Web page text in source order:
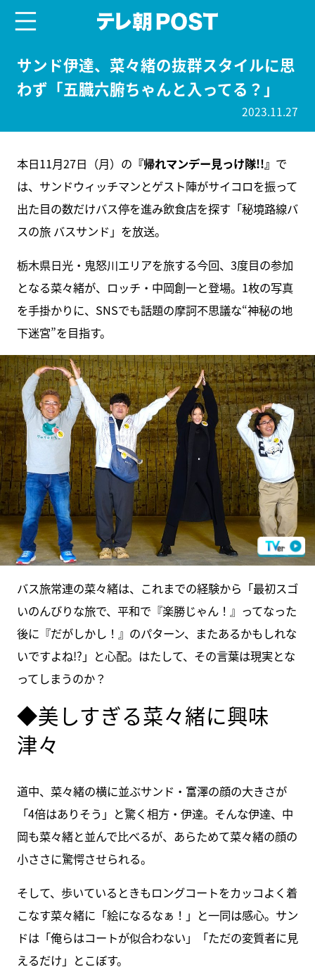
サンド伊達、菜々緒の抜群スタイルに思
わず「五臓六腑ちゃんと入ってる？」
2023.11.27
本日11月27日（月）の 『帰れマンデー見っけ隊!!』 で
は、サンドウィッチマンとゲスト陣がサイコロを振って
出た目の数だけバス停を進み飲食店を探す「秘境路線バ
スの旅 バスサンド」を放送。
栃木県日光・鬼怒川エリアを旅する今回、3度目の参加
となる菜々緒が、ロッチ・中岡創一と登場。1枚の写真
を手掛かりに、SNSでも話題の摩訶不思議な“神秘の地
下迷宮”を目指す。
バス旅常連の菜々緒は、これまでの経験から「最初スゴ
いのんびりな旅で、平和で『楽勝じゃん！』ってなった
後に『だがしかし！』のパターン、またあるかもしれな
いですよね!?」と心配。はたして、その言葉は現実とな
ってしまうのか？
◆美しすぎる菜々緒に興味
津々
道中、菜々緒の横に並ぶサンド・富澤の顔の大きさが
「4倍はありそう」と驚く相方・伊達。そんな伊達、中
岡も菜々緒と並んで比べるが、あらためて菜々緒の顔の
小ささに驚愕させられる。
そして、歩いているときもロングコートをカッコよく着
こなす菜々緒に「絵になるなぁ！」と一同は感心。サン
ドは「俺らはコートが似合わない」「ただの変質者に見
えるだけ」とこぼす。